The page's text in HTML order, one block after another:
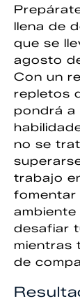
llena de
que se
agosto
Con un
repletos
pondrá a
no se
trabajo
fomentar
desafiar
mientras
de